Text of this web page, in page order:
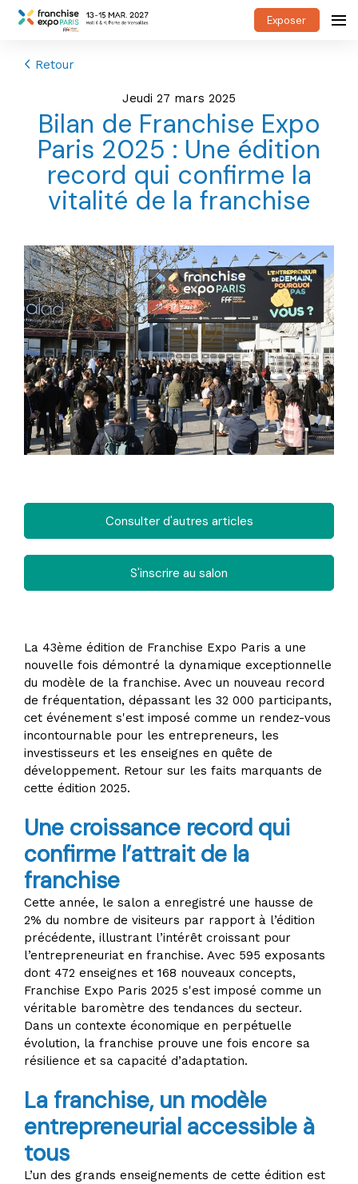
Exposer
Retour
jeudi 27 mars 2025
Bilan de Franchise Expo
Paris 2025 : Une édition
record qui confirme la
vitalité de la franchise
Consulter d'autres articles
S'inscrire au salon
La 43ème édition de Franchise Expo Paris a une
nouvelle fois démontré la dynamique exceptionnelle
du modèle de la franchise. Avec un nouveau record
de fréquentation, dépassant les 32 000 participants,
cet événement s'est imposé comme un rendez-vous
incontournable pour les entrepreneurs, les
investisseurs et les enseignes en quête de
développement. Retour sur les faits marquants de
cette édition 2025.
Une croissance record qui
confirme l’attrait de la
franchise
Cette année, le salon a enregistré une hausse de
2% du nombre de visiteurs par rapport à l’édition
précédente, illustrant l’intérêt croissant pour
l’entrepreneuriat en franchise. Avec 595 exposants
dont 472 enseignes et 168 nouveaux concepts,
Franchise Expo Paris 2025 s'est imposé comme un
véritable baromètre des tendances du secteur.
Dans un contexte économique en perpétuelle
évolution, la franchise prouve une fois encore sa
résilience et sa capacité d’adaptation.
La franchise, un modèle
entrepreneurial accessible à
tous
L’un des grands enseignements de cette édition est